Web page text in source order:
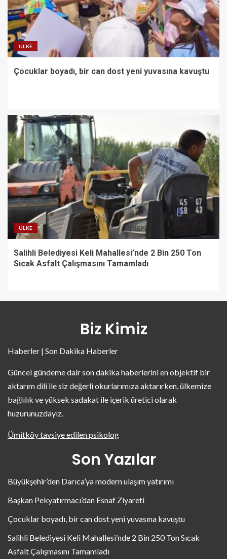
ÜLKE
Çocuklar boyadı, bir can dost yeni yuvasına kavuştu
ÜLKE
Salihli Belediyesi Keli Mahallesi’nde 2 Bin 250 Ton
Sıcak Asfalt Çalışmasını Tamamladı
Biz Kimiz
Haberler | Son Dakika Haberler
Güncel gündeme dair son dakika haberlerini en objektif bir
aktarım dili ile siz değerli okurlarımıza aktarırken, ülkemize
bağlılık ve yüksek sadakat ile içerik üretici olarak
huzurunuzdayız.
Ümitköy tavsiye edilen psikolog
Son Yazılar
Büyükşehir’den Darıca’ya modern ulaşım yatırımı
Başkan Pekyatırmacı’dan Esnaf Ziyareti
Çocuklar boyadı, bir can dost yeni yuvasına kavuştu
Salihli Belediyesi Keli Mahallesi’nde 2 Bin 250 Ton Sıcak
Asfalt Çalışmasını Tamamladı